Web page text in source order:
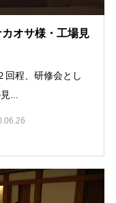
オサ様・工場見
回程、研修会とし
...